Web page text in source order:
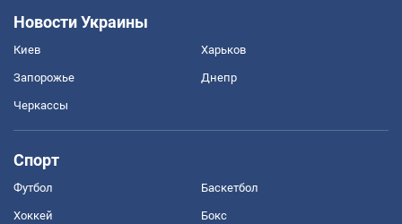
Новости Украины
Киев Харьков
Запорожье Днепр
Черкассы
Спорт
Футбол Баскетбол
Хоккей Бокс